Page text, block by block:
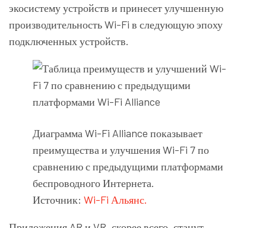
экосистему устройств и принесет улучшенную
производительность Wi-Fi в следующую эпоху
подключенных устройств.
Диаграмма Wi-Fi Alliance показывает
преимущества и улучшения Wi-Fi 7 по
сравнению с предыдущими платформами
беспроводного Интернета.
Источник: Wi-Fi Альянс.